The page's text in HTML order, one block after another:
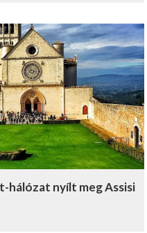
hálózat nyílt meg Assisi